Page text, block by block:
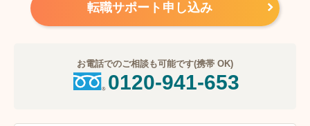
転職サポート申し込み
お電話でのご相談も可能です(携帯 OK)
0120-941-653